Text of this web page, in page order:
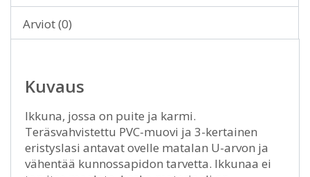
Arviot (0)
Kuvaus
Ikkuna, jossa on puite ja karmi.
Teräsvahvistettu PVC-muovi ja 3-kertainen
eristyslasi antavat ovelle matalan U-arvon ja
vähentää kunnossapidon tarvetta. Ikkunaa ei